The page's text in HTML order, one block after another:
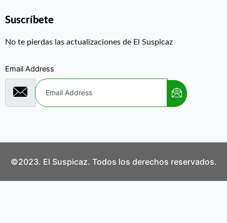
Suscríbete
No te pierdas las actualizaciones de El Suspicaz
Email Address
©2023. El Suspicaz. Todos los derechos reservados.